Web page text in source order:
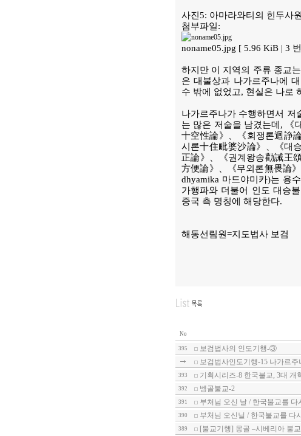
사진5: 아마라와티의 힌두사
첨부파일:
noname05.jpg [ 5.96 KiB | 3
하지만 이 지역의 주류 종교
은 대불상과 나가르주나에
수 밖에 없었고, 현실은 나로
나가르주나가 수행하면서 저
는 많은 저술을 남겼는데, 《
十空性論》、《회쟁론迴諍
시론十住毗婆沙論》、《대
正論》、《권계왕송勸誡王
方便論》、《무외론無畏論
dhyamika 마드야미카)는 용
가행파와 더불어 인도 대승
중국 측 명칭에 해당한다.
해동선림원=지도법사 보검
No
395 보검법사의 인도기행-③
보검법사인도기행-15 나가르주
393 기획시리즈-8 한국불교, 3대
392 벵골불교-2
391 부처님 오신 날 / 한국불교를 다
390 부처님 오신닐 / 한국불교를 다
389 [불교기행] 몽골 –시베리아 불